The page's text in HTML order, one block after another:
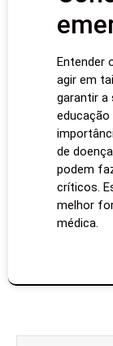
Entender
agir em
garantir a
educação
de
podem
críticos.
melhor
médica.